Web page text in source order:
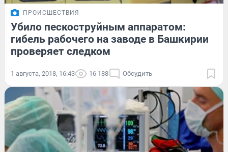
ПРОИСШЕСТВИЯ
Убило пескоструйным аппаратом:
гибель рабочего на заводе в Башкирии
проверяет следком
1 августа, 2018, 16:43 16 188 Обсудить